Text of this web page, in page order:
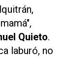
Quieto.
laburó, no